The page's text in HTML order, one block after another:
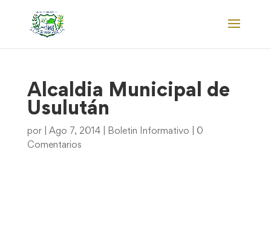
Alcaldia Municipal de
Usulután
por Ago 7, 2014| Boletin Informativo
0
Comentarios